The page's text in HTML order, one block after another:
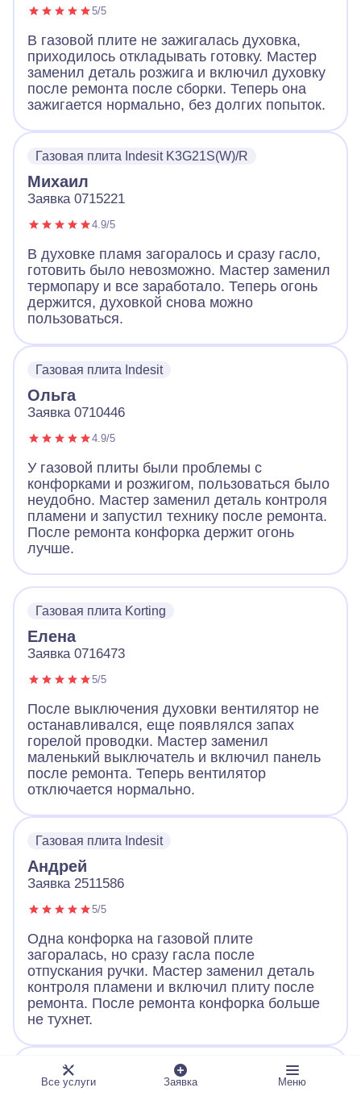
5/5
В газовой плите не зажигалась духовка,
приходилось откладывать готовку. Мастер
заменил деталь розжига и включил духовку
после ремонта после сборки. Теперь она
зажигается нормально, без долгих попыток.
Газовая плита Indesit K3G21S(W)/R
Михаил
Заявка 0715221
4.9/5
В духовке пламя загоралось и сразу гасло,
готовить было невозможно. Мастер заменил
термопару и все заработало. Теперь огонь
держится, духовкой снова можно
пользоваться.
Газовая плита Indesit
Ольга
Заявка 0710446
4.9/5
У газовой плиты были проблемы с
конфорками и розжигом, пользоваться было
неудобно. Мастер заменил деталь контроля
пламени и запустил технику после ремонта.
После ремонта конфорка держит огонь
лучше.
Газовая плита Korting
Елена
Заявка 0716473
5/5
После выключения духовки вентилятор не
останавливался, еще появлялся запах
горелой проводки. Мастер заменил
маленький выключатель и включил панель
после ремонта. Теперь вентилятор
отключается нормально.
Газовая плита Indesit
Андрей
Заявка 2511586
5/5
Одна конфорка на газовой плите
загоралась, но сразу гасла после
отпускания ручки. Мастер заменил деталь
контроля пламени и включил плиту после
ремонта. После ремонта конфорка больше
не тухнет.
Газовая плита GEFEST Брест 3100-02
Все услуги Заявка Меню